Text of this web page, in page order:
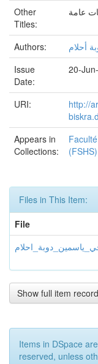
Other
Titles:
عامة
Authors:
أحلام
Issue
Date:
20-
URI:
http://
Appears in
Collections:
(FSHS)
Files in This Item:
File
Show full item record
Items in DSpace
reserved, unless